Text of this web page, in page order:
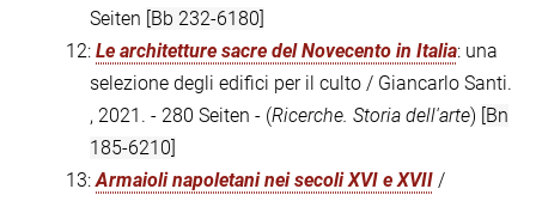
Seiten [Bb 232-6180]
12: Le architetture sacre del Novecento in Italia: una
selezione degli edifici per il culto / Giancarlo Santi.
, 2021. - 280 Seiten - (Ricerche. Storia dell'arte) [Bn
185-6210]
13:Armaioli napoletani nei secoli XVI e XVII /